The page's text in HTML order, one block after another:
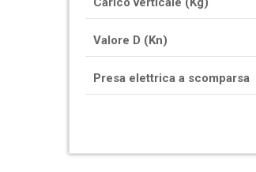
Valore D (Kn)
Presa elettrica a scomparsa